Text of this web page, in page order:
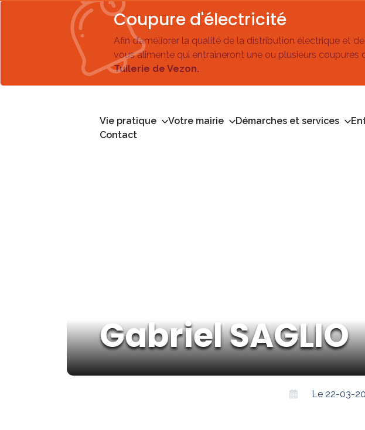
Coupure d'électricité
Afin d’améliorer la qualité de la distribution électrique et
vous alimente qui entraîneront une ou plusieurs coupures
Tuilerie de Vezon.
Vie pratique Votre mairie Démarches et services
Contact
Gabriel SAGLIO
Le 22-03-